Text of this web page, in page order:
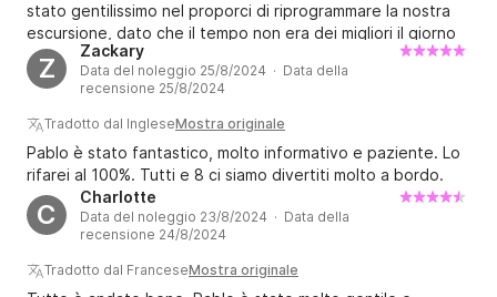
stato gentilissimo nel proporci di riprogrammare la nostra
escursione, dato che il tempo non era dei migliori il giorno
della prenotazione. Il gommone era perfetto per le
escursioni e il tendalino si è rivelato incredibilmente utile
per ripararsi dal sole. Solo lo strano rumore del motore e lo
sterzo un po' rigido hanno leggermente rovinato
l'esperienza complessiva. Lo consiglio vivamente.
Z
Zackary
Data del noleggio 25/8/2024 · Data della
recensione 25/8/2024
Tradotto dal IngleseMostra originale
Pablo è stato fantastico, molto informativo e paziente. Lo
rifarei al 100%. Tutti e 8 ci siamo divertiti molto a bordo.
C
Charlotte
Data del noleggio 23/8/2024 · Data della
recensione 24/8/2024
Tradotto dal FranceseMostra originale